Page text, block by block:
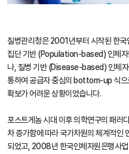
질병관리청은 2001년부터 시작된 한국
집단 기반 (Population-based) 인체자
나, 질병 기반 (Disease-based) 인체자
통하여 공급자 중심의 bottom-up 식으
확보가 어려운 상황이었습니다.
포스트게놈 시대 이후 의학연구의 패러
차 증가함에 따라 국가차원의 체계적인
되었고, 2008년 한국인체자원은행사